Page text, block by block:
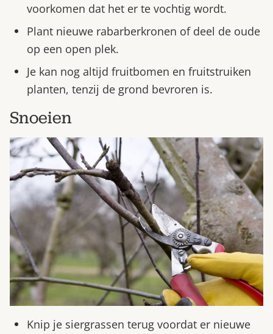
voorkomen dat het er te vochtig wordt.
Plant nieuwe rabarberkronen of deel de oude
op een open plek.
Je kan nog altijd fruitbomen en fruitstruiken
planten, tenzij de grond bevroren is.
Snoeien
Knip je siergrassen terug voordat er nieuwe